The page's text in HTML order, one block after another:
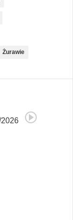
Żurawie